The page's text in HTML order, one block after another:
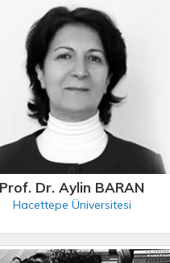
Prof. Dr. Aylin BARAN
Hacettepe Üniversitesi